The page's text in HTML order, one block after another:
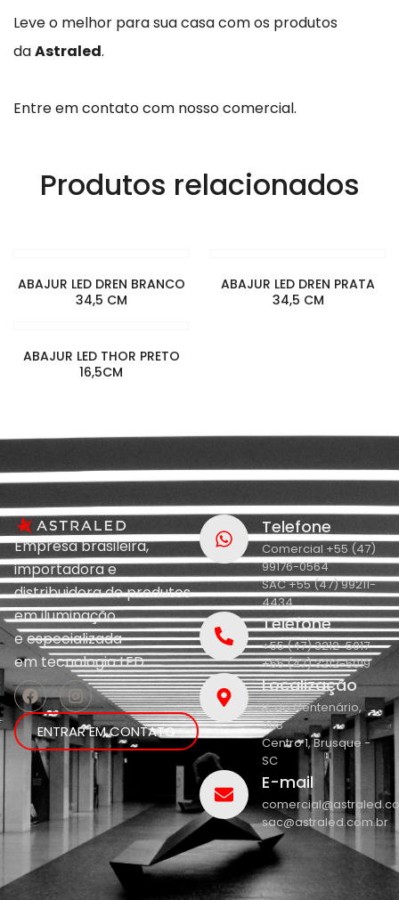
Leve o melhor para sua casa com os produtos
daAstraled.
Entre em contato com nosso comercial.
Produtos relacionados
ABAJUR LED DREN BRANCO
34,5 CM
ABAJUR LED DREN PRATA
34,5 CM
ABAJUR LED THOR PRETO
16,5CM
Empresa brasileira,
importadora e
distribuidora de produtos
em iluminação
eespecializada
emtecnologia LED.
ENTRAR EM CONTATO
Telefone
Comercial +55 (47)
99176-0564
SAC +55 (47) 99211-
4434
Telefone
+55 (47) 3212-5017
+55 (47) 3212-5019
Localização
R. do Centenário,
208
Centro 1, Brusque -
SC
E-mail
sac@astraled.com.br